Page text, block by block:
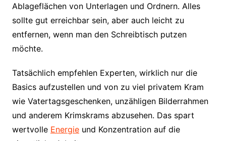
Ablageflächen von Unterlagen und Ordnern. Alles
sollte gut erreichbar sein, aber auch leicht zu
entfernen, wenn man den Schreibtisch putzen
möchte.
Tatsächlich empfehlen Experten, wirklich nur die
Basics aufzustellen und von zu viel privatem Kram
wie Vatertagsgeschenken, unzähligen Bilderrahmen
und anderem Krimskrams abzusehen. Das spart
wertvolle Energieund Konzentration auf die